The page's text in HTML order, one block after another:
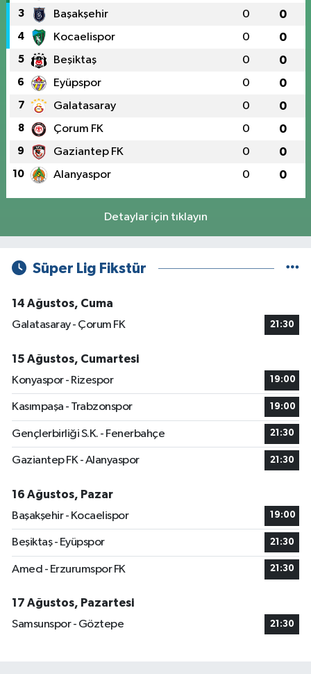
3 Başakşehir 0 0
4 Kocaelispor 0 0
5 Beşiktaş 0 0
6 Eyüpspor 0 0
7 Galatasaray 0 0
8 Çorum FK 0 0
9 Gaziantep FK 0 0
10 Alanyaspor 0 0
Detaylar için tıklayın
Süper Lig Fikstür
14 Ağustos, Cuma
Galatasaray - Çorum FK
21:30
15 Ağustos, Cumartesi
Konyaspor - Rizespor
19:00
Kasımpaşa - Trabzonspor 19:00
Gençlerbirliği S.K. - Fenerbahçe 21:30
Gaziantep FK - Alanyaspor 21:30
16 Ağustos, Pazar
Başakşehir - Kocaelispor
19:00
Beşiktaş - Eyüpspor 21:30
Amed - Erzurumspor FK 21:30
17 Ağustos, Pazartesi
Samsunspor - Göztepe
21:30